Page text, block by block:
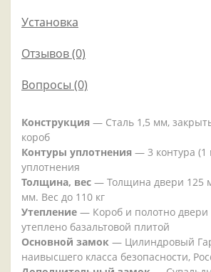
Установка
Отзывов (0)
Вопросы (0)
Конструкция — Сталь 1,5 мм,
короб
Контуры уплотнения — 3 контура (1
уплотнения
Толщина, вес — Толщина двери 125
мм. Вес до 110 кг
Утепление — Короб и полотно двери
утеплено базальтовой плитой
Основной замок — Цилиндровый
наивысшего класса безопасности,